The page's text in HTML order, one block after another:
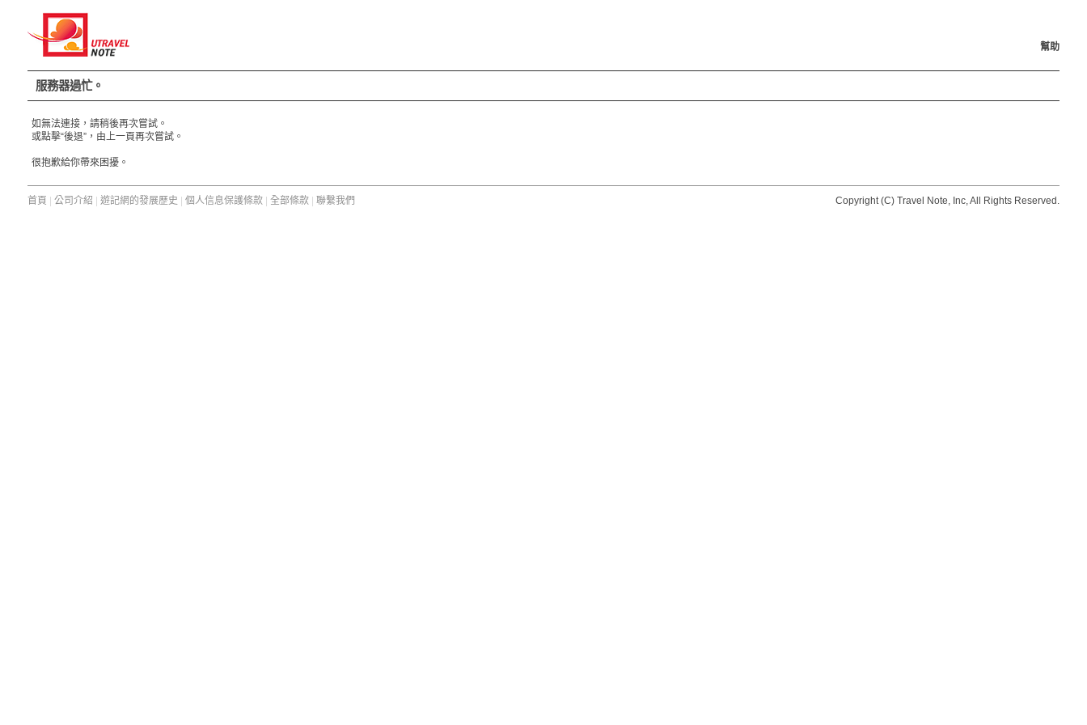
幫助
服務器過忙。
如無法連接，請稍後再次嘗試。
或點擊“後退”，由上一頁再次嘗試。
很抱歉給你帶來困擾。
首頁 公司介紹 遊記網的發展歷史 個人信息保護條款| 全部條款| 聯繫我們 Copyright (C) Travel Note, Inc, All Rights Reserved.